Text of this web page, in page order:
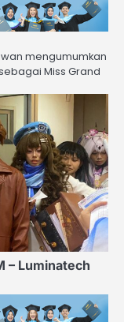
mengumumkan
Miss Grand
– Luminatech